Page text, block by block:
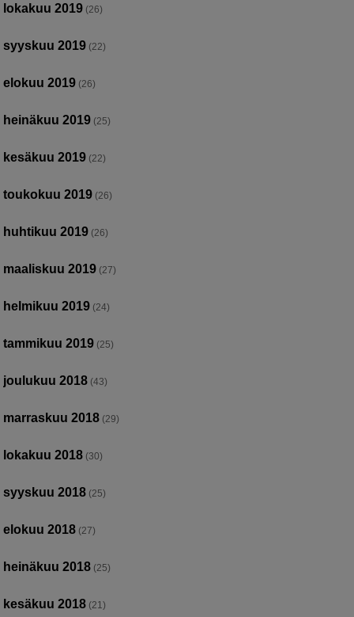
lokakuu 2019 (26)
syyskuu 2019 (22)
elokuu 2019 (26)
heinäkuu 2019 (25)
kesäkuu 2019 (22)
toukokuu 2019 (26)
huhtikuu 2019 (26)
maaliskuu 2019 (27)
helmikuu 2019 (24)
tammikuu 2019 (25)
joulukuu 2018 (43)
marraskuu 2018 (29)
lokakuu 2018 (30)
syyskuu 2018 (25)
elokuu 2018 (27)
heinäkuu 2018 (25)
kesäkuu 2018 (21)